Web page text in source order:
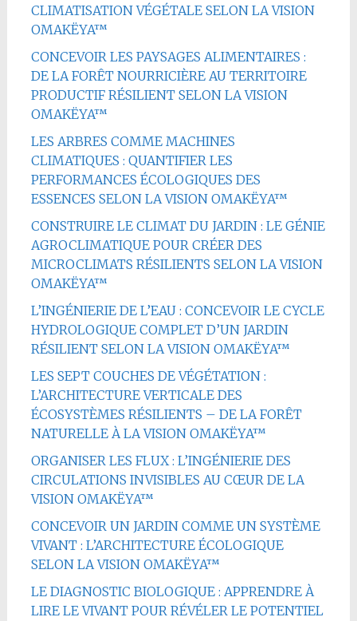
CLIMATISATION VÉGÉTALE SELON LA VISION
OMAKËYA™
CONCEVOIR LES PAYSAGES ALIMENTAIRES :
DE LA FORÊT NOURRICIÈRE AU TERRITOIRE
PRODUCTIF RÉSILIENT SELON LA VISION
OMAKËYA™
LES ARBRES COMME MACHINES
CLIMATIQUES : QUANTIFIER LES
PERFORMANCES ÉCOLOGIQUES DES
ESSENCES SELON LA VISION OMAKËYA™
CONSTRUIRE LE CLIMAT DU JARDIN : LE GÉNIE
AGROCLIMATIQUE POUR CRÉER DES
MICROCLIMATS RÉSILIENTS SELON LA VISION
OMAKËYA™
L’INGÉNIERIE DE L’EAU : CONCEVOIR LE CYCLE
HYDROLOGIQUE COMPLET D’UN JARDIN
RÉSILIENT SELON LA VISION OMAKËYA™
LES SEPT COUCHES DE VÉGÉTATION :
L’ARCHITECTURE VERTICALE DES
ÉCOSYSTÈMES RÉSILIENTS – DE LA FORÊT
NATURELLE À LA VISION OMAKËYA™
ORGANISER LES FLUX : L’INGÉNIERIE DES
CIRCULATIONS INVISIBLES AU CŒUR DE LA
VISION OMAKËYA™
CONCEVOIR UN JARDIN COMME UN SYSTÈME
VIVANT : L’ARCHITECTURE ÉCOLOGIQUE
SELON LA VISION OMAKËYA™
LE DIAGNOSTIC BIOLOGIQUE : APPRENDRE À
LIRE LE VIVANT POUR RÉVÉLER LE POTENTIEL